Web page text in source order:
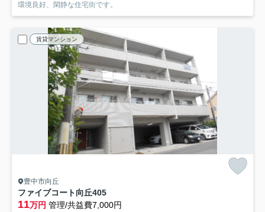
環境良好、閑静な住宅街です。
賃貸マンション
豊中市向丘
ファイブコート向丘405
11万円 管理/共益費7,000円